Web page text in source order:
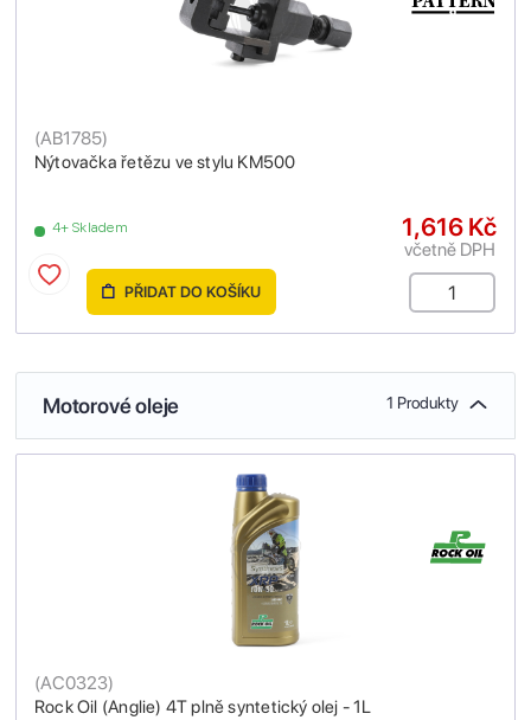
Nýtovačka řetězu ve stylu KM500
(AB1785)
4+ Skladem 1,616 Kč
včetně DPH
PŘIDAT DO KOŠÍKU
Motorové oleje 1 Produkty
Rock Oil (Anglie) 4T plně syntetický olej - 1L
(AC0323)